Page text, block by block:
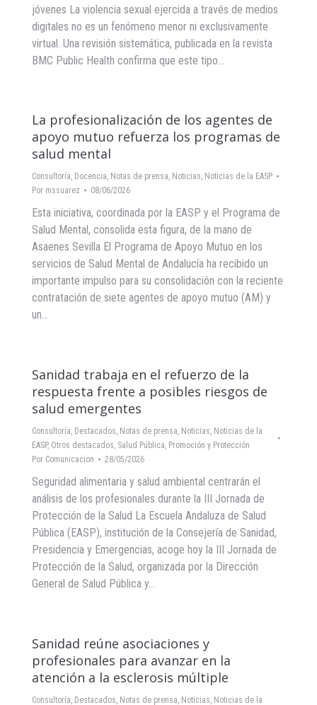
jóvenes La violencia sexual ejercida a través de medios
digitales no es un fenómeno menor ni exclusivamente
virtual. Una revisión sistemática, publicada en la revista
BMC Public Health confirma que este tipo…
La profesionalización de los agentes de
apoyo mutuo refuerza los programas de
salud mental
Consultoría, Docencia, Notas de prensa, Noticias, Noticias de la EASP
Por mssuarez 08/06/2026
Esta iniciativa, coordinada por la EASP y el Programa de
Salud Mental, consolida esta figura, de la mano de
Asaenes Sevilla El Programa de Apoyo Mutuo en los
servicios de Salud Mental de Andalucía ha recibido un
importante impulso para su consolidación con la reciente
contratación de siete agentes de apoyo mutuo (AM) y
un…
Sanidad trabaja en el refuerzo de la
respuesta frente a posibles riesgos de
salud emergentes
Consultoría, Destacados, Notas de prensa, Noticias, Noticias de la
EASP, Otros destacados, Salud Pública, Promoción y Protección
Por Comunicacion 28/05/2026
Seguridad alimentaria y salud ambiental centrarán el
análisis de los profesionales durante la III Jornada de
Protección de la Salud La Escuela Andaluza de Salud
Pública (EASP), institución de la Consejería de Sanidad,
Presidencia y Emergencias, acoge hoy la III Jornada de
Protección de la Salud, organizada por la Dirección
General de Salud Pública y…
Sanidad reúne asociaciones y
profesionales para avanzar en la
atención a la esclerosis múltiple
Consultoría, Destacados, Notas de prensa, Noticias, Noticias de la